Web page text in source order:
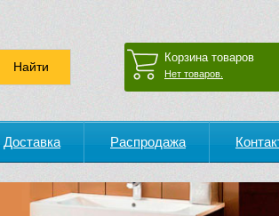
Корзина товаров
Нет товаров.
Доставка Распродажа